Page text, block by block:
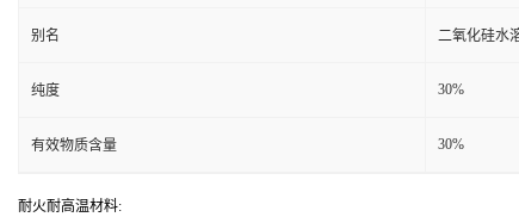
别名 二氧化硅水
纯度 30%
有效物质含量 30%
耐火耐高温材料: